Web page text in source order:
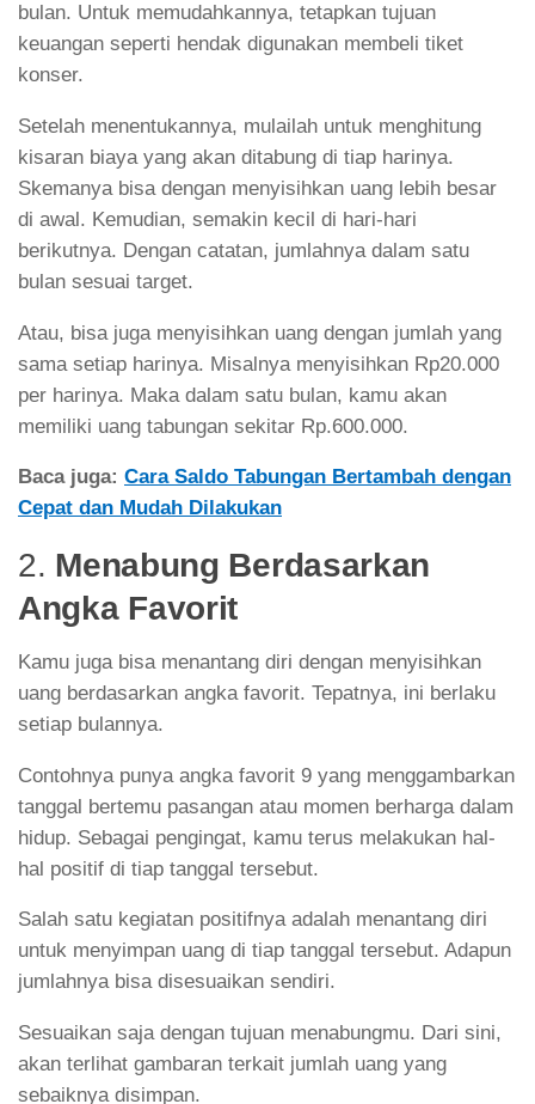
bulan. Untuk memudahkannya, tetapkan tujuan
keuangan seperti hendak digunakan membeli tiket
konser.
Setelah menentukannya, mulailah untuk menghitung
kisaran biaya yang akan ditabung di tiap harinya.
Skemanya bisa dengan menyisihkan uang lebih besar
di awal. Kemudian, semakin kecil di hari-hari
berikutnya. Dengan catatan, jumlahnya dalam satu
bulan sesuai target.
Atau, bisa juga menyisihkan uang dengan jumlah yang
sama setiap harinya. Misalnya menyisihkan Rp20.000
per harinya. Maka dalam satu bulan, kamu akan
memiliki uang tabungan sekitar Rp.600.000.
Baca juga: Cara Saldo Tabungan Bertambah dengan
Cepat dan Mudah Dilakukan
2. Menabung Berdasarkan
Angka Favorit
Kamu juga bisa menantang diri dengan menyisihkan
uang berdasarkan angka favorit. Tepatnya, ini berlaku
setiap bulannya.
Contohnya punya angka favorit 9 yang menggambarkan
tanggal bertemu pasangan atau momen berharga dalam
hidup. Sebagai pengingat, kamu terus melakukan hal-
hal positif di tiap tanggal tersebut.
Salah satu kegiatan positifnya adalah menantang diri
untuk menyimpan uang di tiap tanggal tersebut. Adapun
jumlahnya bisa disesuaikan sendiri.
Sesuaikan saja dengan tujuan menabungmu. Dari sini,
akan terlihat gambaran terkait jumlah uang yang
sebaiknya disimpan.